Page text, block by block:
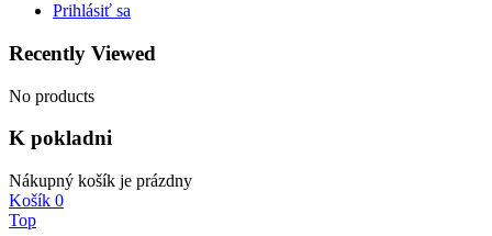
Prihlásiť sa
Recently Viewed
No products
K pokladni
Nákupný košík je prázdny
Košík 0
Top